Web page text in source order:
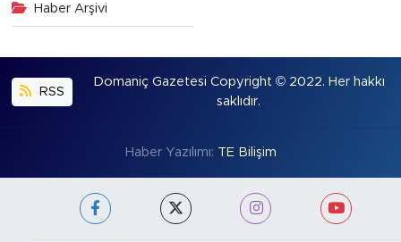
Haber Arşivi
RSS
Domaniç Gazetesi Copyright © 2022. Her hakkı
saklıdır.
Haber Yazılımı: TE Bilişim